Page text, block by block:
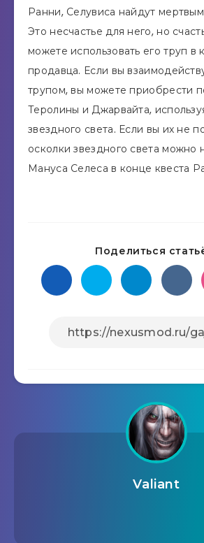
Ранни, Селувиса найдут
Это несчастье для него, но
можете использовать его труп в
продавца. Если вы
трупом, вы можете приобрести
Теролины и Джарвайта,
звездного света. Если вы их не
осколки звездного света можно
Мануса Селеса в конце квеста
Поделиться
Valiant